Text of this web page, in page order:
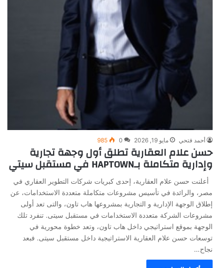
أحمد فتحي مايو 19, 2026 0
985
حسن علام العقارية تطلق أول وجهة تجارية
وإدارية متكاملة بـHAPTOWN في مستقبل سيتي
أعلنت حسن علام العقارية، إحدى كبريات شركات التطوير العقاري في
مصر، والرائدة في تأسيس مشروعات متكاملة متعددة الاستخدامات، عن
إطلاق الوجهة الإدارية و التجارية بمشروعها هاب تاون، والتى تعد أولى
مشروعات الشركة متعددة الاستخدامات في مستقبل سيتى. تنفرد تلك
الوجهة بموقع استراتيجي داخل هاب تاون، وتعد خطوة محورية في
توسعات حسن علام العقارية الاستراتيجية داخل مستقبل سيتى. فبعد
نجاح…